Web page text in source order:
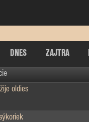
DNES ZAJTRA
oldies